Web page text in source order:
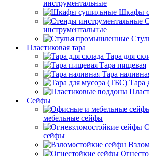
инструментальные
Шкафы
инструментальные
Пластиковая тара
Тара для
Тара пищевая
Тара
Тара
Сейфы
мебельные сейфы
сейфы